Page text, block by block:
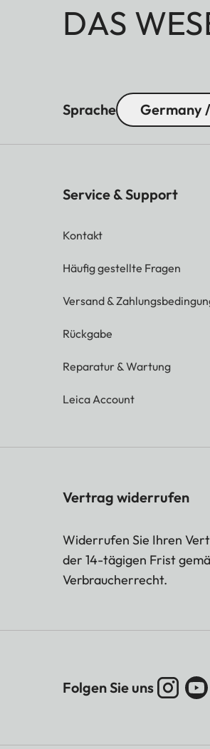
DAS
Sprache Germany
Service & Support
Kontakt
Häufig gestellte Fragen
Versand &
Rückgabe
Reparatur & Wartung
Leica Account
Vertrag widerrufen
Widerrufen Sie Ihren
der 14-tägigen Frist
Verbraucherrecht.
Folgen Sie uns